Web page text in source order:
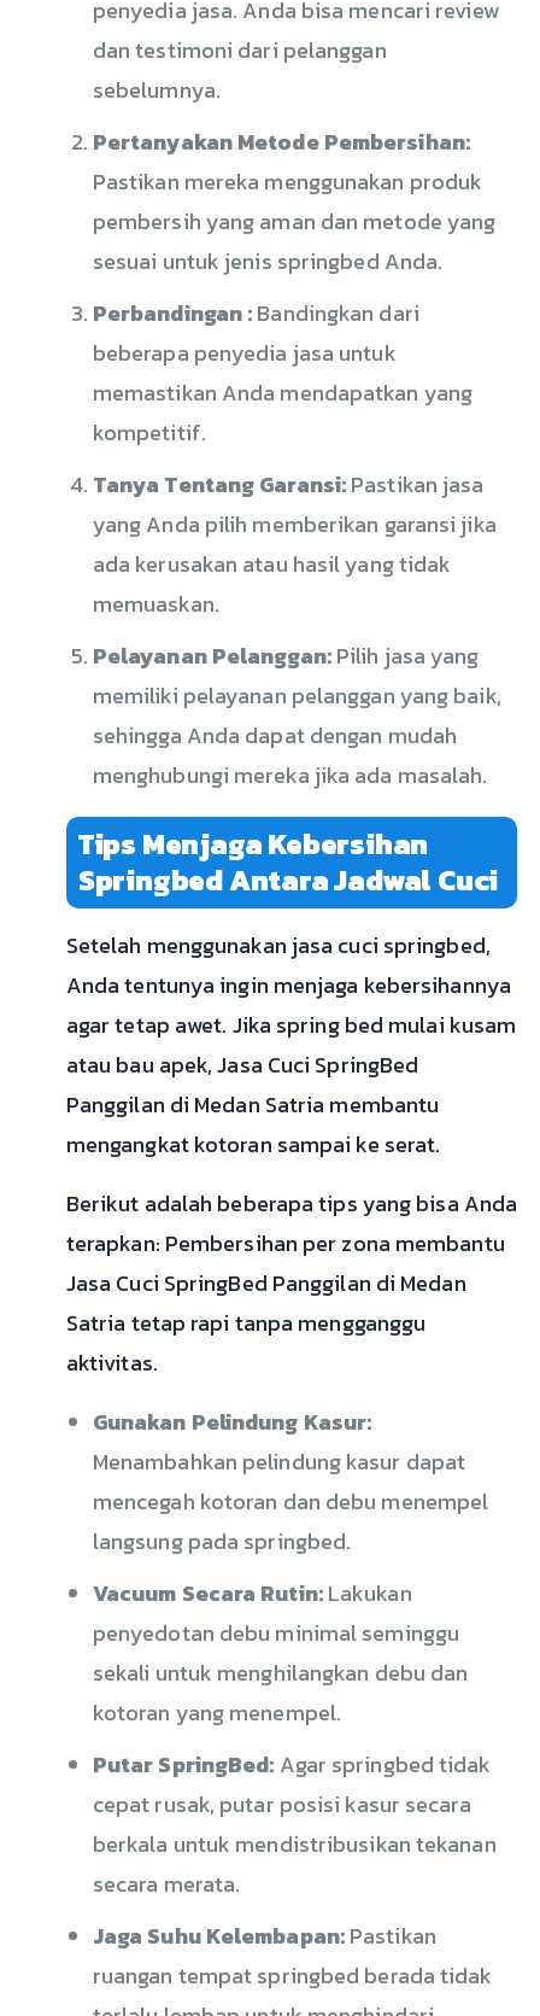
penyedia jasa. Anda bisa mencari review
dan testimoni dari pelanggan
sebelumnya.
Pertanyakan Metode Pembersihan:
Pastikan mereka menggunakan produk
pembersih yang aman dan metode yang
sesuai untuk jenis springbed Anda.
Perbandingan :Bandingkan dari
beberapa penyedia jasa untuk
memastikan Anda mendapatkan yang
kompetitif.
Tanya Tentang Garansi:Pastikan jasa
yang Anda pilih memberikan garansi jika
ada kerusakan atau hasil yang tidak
memuaskan.
Pelayanan Pelanggan:Pilih jasa yang
memiliki pelayanan pelanggan yang baik,
sehingga Anda dapat dengan mudah
menghubungi mereka jika ada masalah.
Tips Menjaga Kebersihan
Springbed Antara Jadwal Cuci
Setelah menggunakan jasa cuci springbed,
Anda tentunya ingin menjaga kebersihannya
agar tetap awet. Jika spring bed mulai kusam
atau bau apek, Jasa Cuci SpringBed
Panggilan di Medan Satria membantu
mengangkat kotoran sampai ke serat.
Berikut adalah beberapa tips yang bisa Anda
terapkan: Pembersihan per zona membantu
Jasa Cuci SpringBed Panggilan di Medan
Satria tetap rapi tanpa mengganggu
aktivitas.
Gunakan Pelindung Kasur:
Menambahkan pelindung kasur dapat
mencegah kotoran dan debu menempel
langsung pada springbed.
Vacuum Secara Rutin:Lakukan
penyedotan debu minimal seminggu
sekali untuk menghilangkan debu dan
kotoran yang menempel.
Putar SpringBed: Agar springbed tidak
cepat rusak, putar posisi kasur secara
berkala untuk mendistribusikan tekanan
secara merata.
Jaga Suhu Kelembapan:Pastikan
ruangan tempat springbed berada tidak